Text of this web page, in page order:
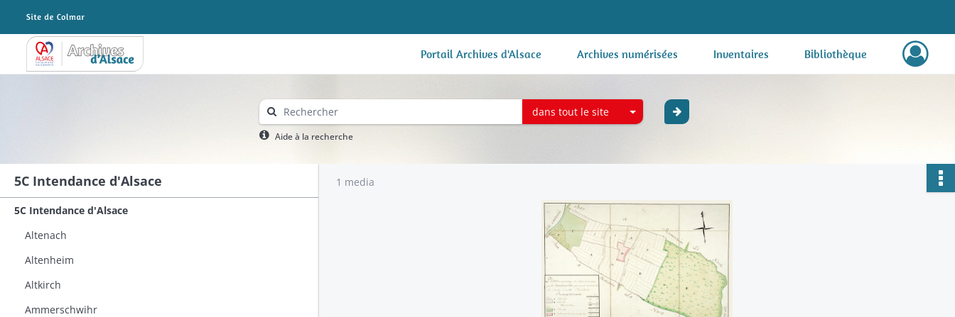
Archives Alsace - Colmar Portail Archives d'Alsace Archives numérisées Inventaires Bibliothèque
dans tout le site
Aide à la recherche
5C Intendance d'Alsace
5C Intendance d'Alsace
Altenach
Altenheim
Altkirch
Ammerschwihr
1 media